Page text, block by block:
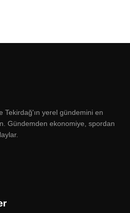
Tekirdağ'ın yerel gündemini en
Gündemden ekonomiye, spordan